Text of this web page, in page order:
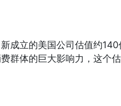
成立的美国公司估值约
体的巨大影响力，这个估